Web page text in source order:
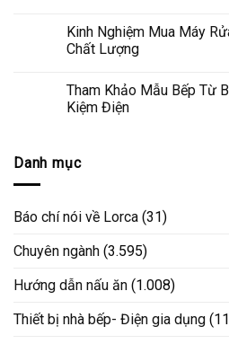
Kinh Nghiệm Mua Máy
Chất Lượng
Tham Khảo Mẫu Bếp Từ
Kiệm Điện
Danh mục
Báo chí nói về Lorca (31)
Chuyên ngành (3.595)
Hướng dẫn nấu ăn (1.008)
Thiết bị nhà bếp- Điện gia dụng